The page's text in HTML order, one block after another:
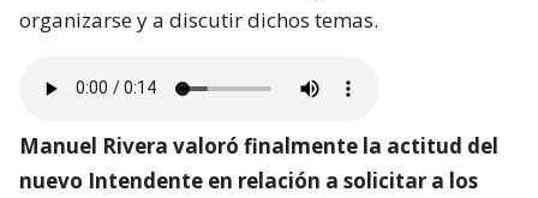
organizarse y a discutir dichos temas.
Manuel Rivera valoró finalmente la actitud del
nuevo Intendente en relación a solicitar a los